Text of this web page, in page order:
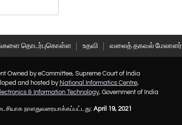
தொடர்புகொள்ள உதவி வலைத் தகவல் மேலாளர்
Owned by eCommittee, Supreme Court of India
and hosted by National Informatics Centre,
& Information Technology, Government of India
நாளதுவரையாக்கப்பட்டது: April 19, 2021